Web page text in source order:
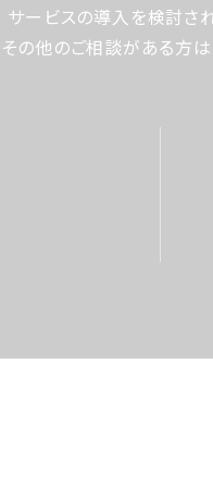
サービスの導入を検討さ
その他のご相談がある方は